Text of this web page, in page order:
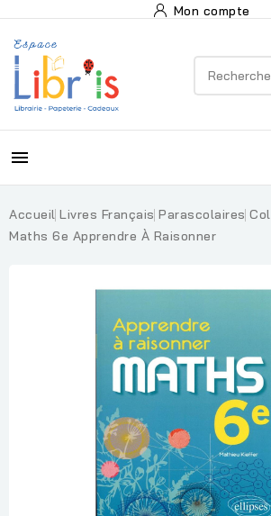
Mon compte

Accueil Livres Français Parascolaires
Maths 6e Apprendre À Raisonner